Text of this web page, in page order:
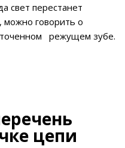
свет перестанет
можно говорить о
режущем зубе.
цепи